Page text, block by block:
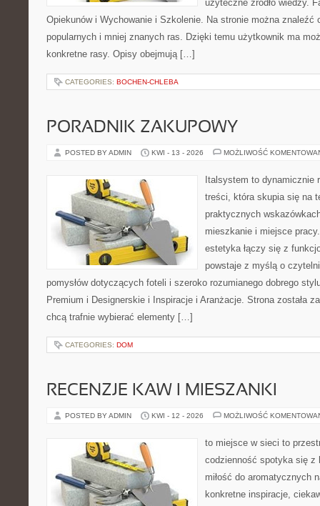
użyteczne źródło wiedzy.
Opiekunów i Wychowanie i Szkolenie. Na stronie można znaleźć
popularnych i mniej znanych ras. Dzięki temu użytkownik ma
konkretne rasy. Opisy obejmują […]
CATEGORIES: BOCHEN-CHLEBA
PORADNIK ZAKUPOWY
POSTED BY ADMIN KWI - 13 - 2026 MOŻLIWOŚĆ
Italsystem to dynamicznie
treści, która skupia się na
praktycznych
mieszkanie i miejsce
estetyka łączy się z
powstaje z myślą o
pomysłów dotyczących foteli i szeroko rozumianego dobrego
Premium i Designerskie i Inspiracje i Aranżacje. Strona została
chcą trafnie wybierać elementy […]
CATEGORIES: DOM
RECENZJE KAW I MIESZANKI
POSTED BY ADMIN KWI - 12 - 2026 MOŻLIWOŚĆ
to miejsce w sieci to
codzienność spotyka się z
miłość do aromatycznych
konkretne inspiracje,